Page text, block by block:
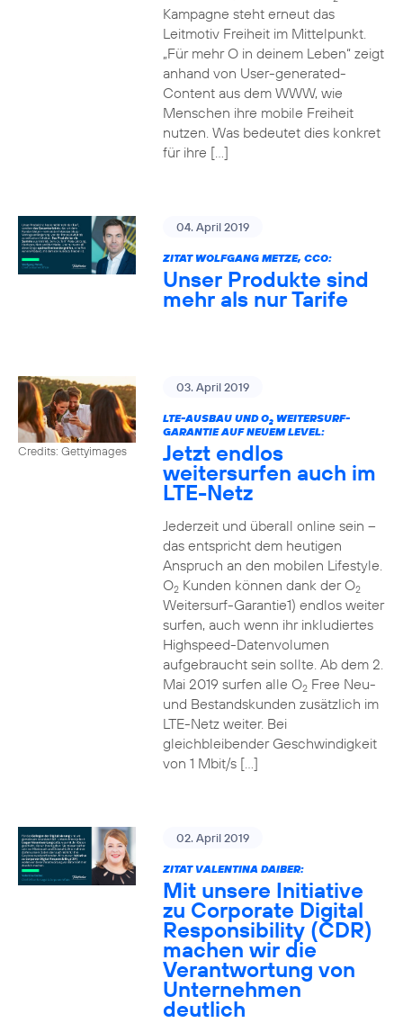
Kampagne steht erneut das
Leitmotiv Freiheit im Mittelpunkt.
„Für mehr O in deinem Leben“ zeigt
anhand von User-generated-
Content aus dem WWW, wie
Menschen ihre mobile Freiheit
nutzen. Was bedeutet dies konkret
für ihre […]
04. April 2019
ZITAT WOLFGANG METZE, CCO:
Unser Produkte sind
mehr als nur Tarife
Credits: Gettyimages
03. April 2019
LTE-AUSBAU UND O2WEITERSURF-
GARANTIE AUF NEUEM LEVEL:
Jetzt endlos
weitersurfen auch im
LTE-Netz
Jederzeit und überall online sein –
das entspricht dem heutigen
Anspruch an den mobilen Lifestyle.
O2Kunden können dank der O2
Weitersurf-Garantie1) endlos weiter
surfen, auch wenn ihr inkludiertes
Highspeed-Datenvolumen
aufgebraucht sein sollte. Ab dem 2.
Mai 2019 surfen alle O2Free Neu-
und Bestandskunden zusätzlich im
LTE-Netz weiter. Bei
gleichbleibender Geschwindigkeit
von 1 Mbit/s […]
02. April 2019
ZITAT VALENTINA DAIBER:
Mit unsere Initiative
zu Corporate Digital
Responsibility (CDR)
machen wir die
Verantwortung von
Unternehmen
deutlich